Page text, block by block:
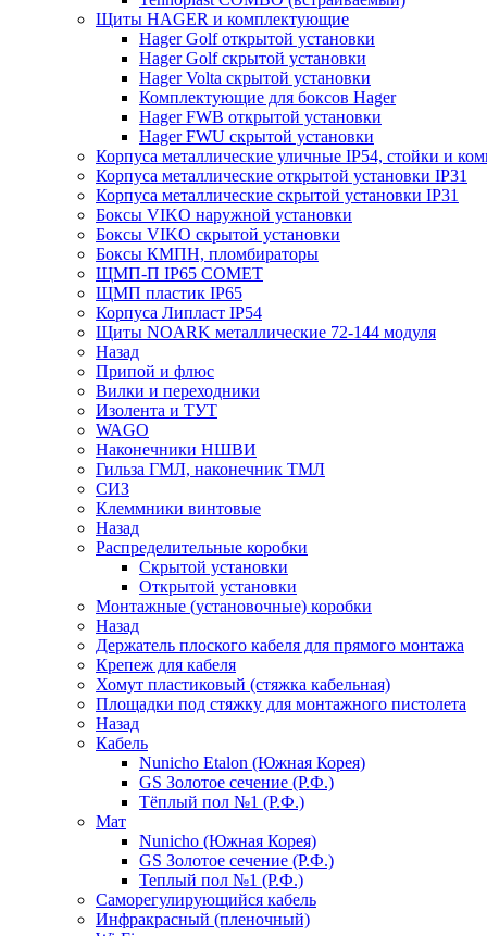
Щиты HAGER и комплектующие
Hager Golf открытой установки
Hager Golf скрытой установки
Hager Volta скрытой установки
Комплектующие для боксов Hager
Hager FWB открытой установки
Hager FWU скрытой установки
Корпуса металлические уличные IP54, стойки и
Корпуса металлические открытой установки IP31
Корпуса металлические скрытой установки IP31
Боксы VIKO наружной установки
Боксы VIKO скрытой установки
Боксы КМПН, пломбираторы
ЩМП-П IP65 COMET
ЩМП пластик IP65
Корпуса Липласт IP54
Щиты NOARK металлические 72-144 модуля
Назад
Припой и флюс
Вилки и переходники
Изолента и ТУТ
WAGO
Наконечники НШВИ
Гильза ГМЛ, наконечник ТМЛ
СИЗ
Клеммники винтовые
Назад
Распределительные коробки
Скрытой установки
Открытой установки
Монтажные (установочные) коробки
Назад
Держатель плоского кабеля для прямого монтажа
Крепеж для кабеля
Хомут пластиковый (стяжка кабельная)
Площадки под стяжку для монтажного пистолета
Назад
Кабель
Nunicho Etalon (Южная Корея)
GS Золотое сечение (Р.Ф.)
Тёплый пол №1 (Р.Ф.)
Мат
Nunicho (Южная Корея)
GS Золотое сечение (Р.Ф.)
Теплый пол №1 (Р.Ф.)
Саморегулирующийся кабель
Инфракрасный (пленочный)